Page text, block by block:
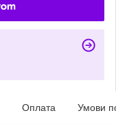
Оплата Умови